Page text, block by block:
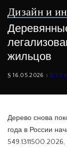
Дизайн и
жильцов
16.05.2026 79
Дерево снова
года в России